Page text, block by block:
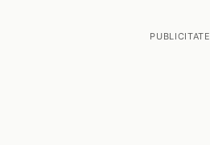
PUBLICITATE